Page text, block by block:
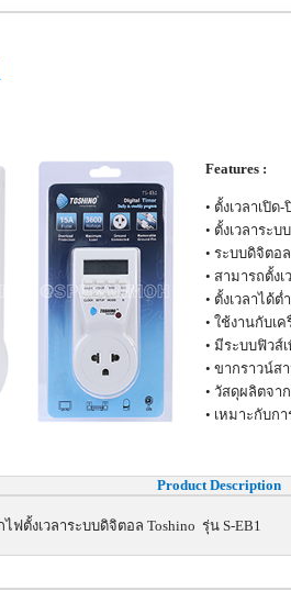
Features :
• ตั้งเวลาเปิ
• ตั้งเวลาระ
• ระบบดิจิตอ
• สามารถตั้ง
• ตั้งเวลาได้
• ใช้งานกับเ
• มีระบบฟิวส์
• ขากราวน์ส
• วัสดุผลิตจา
• เหมาะกับก
Product Description
ไฟตั้งเวลาระบบดิจิตอล Toshino รุ่น S-EB1